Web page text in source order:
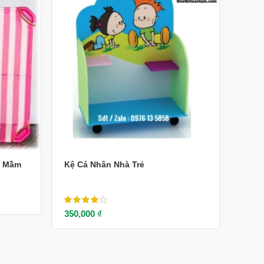
Kệ Cá Nhân Nhà Trẻ
350,000 ₫